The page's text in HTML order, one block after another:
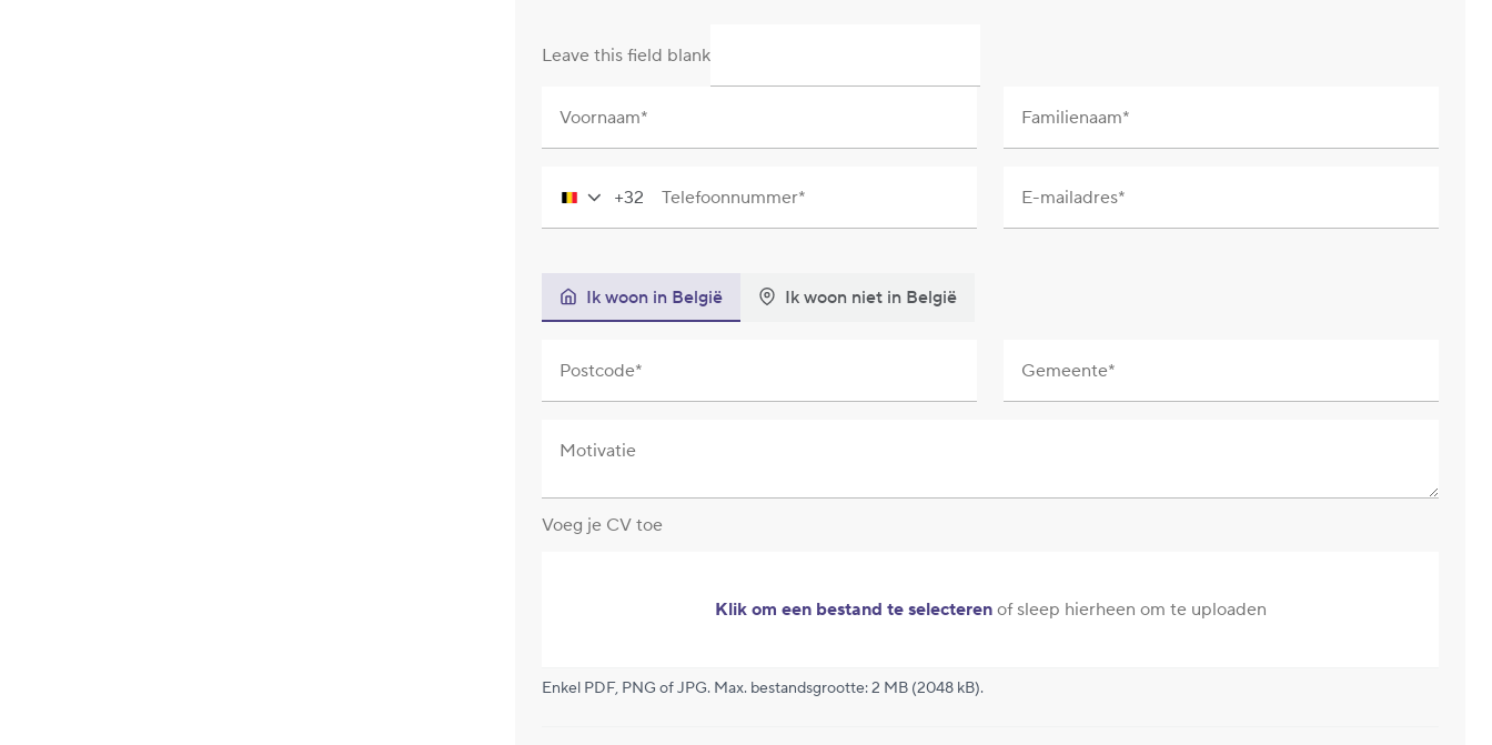
Leave this field blank
Voornaam Familienaam
Belgium
+32
+32 Telefoonnummer E-mailadres
Ik woon in België Ik woon niet in België
Postcode Gemeente
Motivatie
Voeg je CV toe
Klik om een bestand te selecterenof sleep hierheen om te uploaden
Enkel PDF, PNG of JPG. Max. bestandsgrootte: 2 MB (2048 kB).